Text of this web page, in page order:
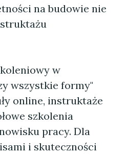
na budowie nie
w
wszystkie formy"
online, instruktaże
szkolenia
pracy. Dla
i skuteczności